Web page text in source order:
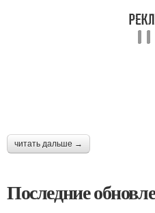
читать дальше →
Последние